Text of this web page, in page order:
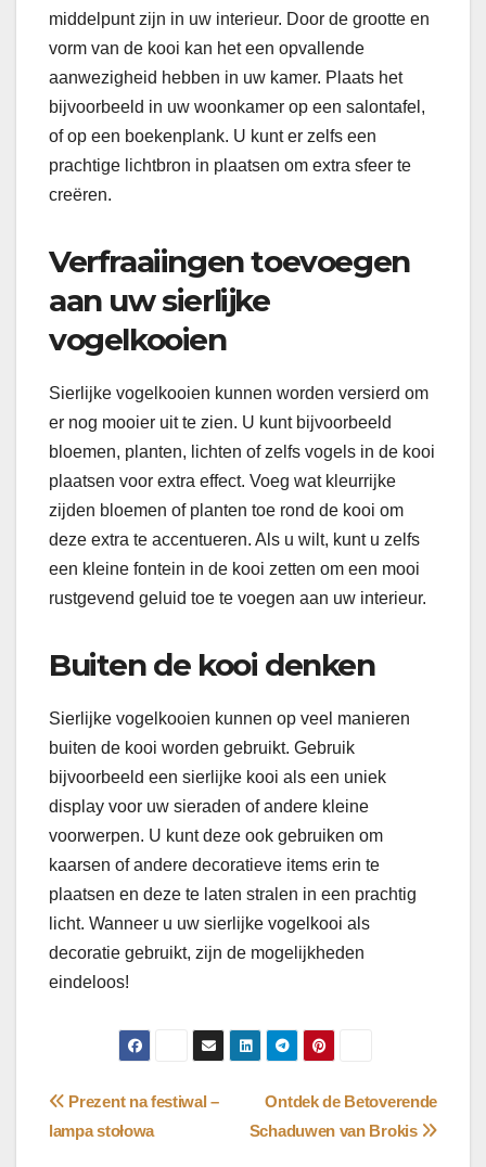
middelpunt zijn in uw interieur. Door de grootte en
vorm van de kooi kan het een opvallende
aanwezigheid hebben in uw kamer. Plaats het
bijvoorbeeld in uw woonkamer op een salontafel,
of op een boekenplank. U kunt er zelfs een
prachtige lichtbron in plaatsen om extra sfeer te
creëren.
Verfraaiingen toevoegen
aan uw sierlijke
vogelkooien
Sierlijke vogelkooien kunnen worden versierd om
er nog mooier uit te zien. U kunt bijvoorbeeld
bloemen, planten, lichten of zelfs vogels in de kooi
plaatsen voor extra effect. Voeg wat kleurrijke
zijden bloemen of planten toe rond de kooi om
deze extra te accentueren. Als u wilt, kunt u zelfs
een kleine fontein in de kooi zetten om een ​​mooi
rustgevend geluid toe te voegen aan uw interieur.
Buiten de kooi denken
Sierlijke vogelkooien kunnen op veel manieren
buiten de kooi worden gebruikt. Gebruik
bijvoorbeeld een sierlijke kooi als een uniek
display voor uw sieraden of andere kleine
voorwerpen. U kunt deze ook gebruiken om
kaarsen of andere decoratieve items erin te
plaatsen en deze te laten stralen in een prachtig
licht. Wanneer u uw sierlijke vogelkooi als
decoratie gebruikt, zijn de mogelijkheden
eindeloos!
Bericht
navigatie
Ontdek de Betoverende
Schaduwen van Brokis
Prezent na festiwal –
lampa stołowa